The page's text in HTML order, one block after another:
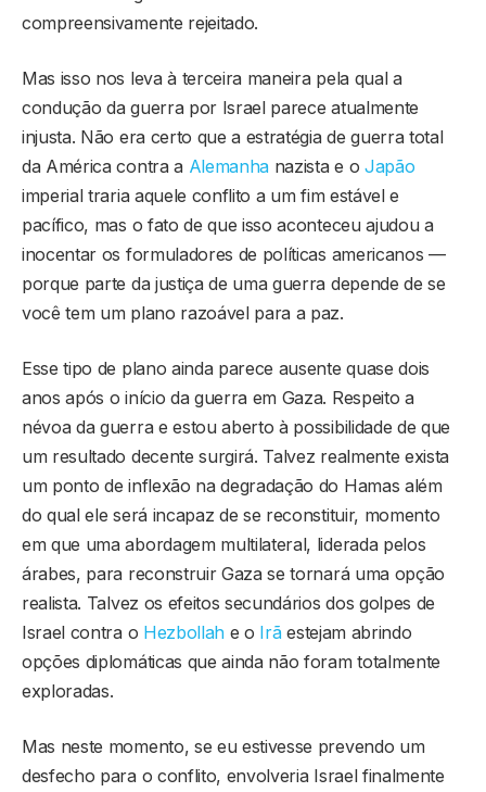
compreensivamente rejeitado.
Mas isso nos leva à terceira maneira pela qual a
condução da guerra por Israel parece atualmente
injusta. Não era certo que a estratégia de guerra total
da América contra a Alemanha nazista e o Japão
imperial traria aquele conflito a um fim estável e
pacífico, mas o fato de que isso aconteceu ajudou a
inocentar os formuladores de políticas americanos —
porque parte da justiça de uma guerra depende de se
você tem um plano razoável para a paz.
Esse tipo de plano ainda parece ausente quase dois
anos após o início da guerra em Gaza. Respeito a
névoa da guerra e estou aberto à possibilidade de que
um resultado decente surgirá. Talvez realmente exista
um ponto de inflexão na degradação do Hamas além
do qual ele será incapaz de se reconstituir, momento
em que uma abordagem multilateral, liderada pelos
árabes, para reconstruir Gaza se tornará uma opção
realista. Talvez os efeitos secundários dos golpes de
Israel contra o Hezbollah e o Irãestejam abrindo
opções diplomáticas que ainda não foram totalmente
exploradas.
Mas neste momento, se eu estivesse prevendo um
desfecho para o conflito, envolveria Israel finalmente